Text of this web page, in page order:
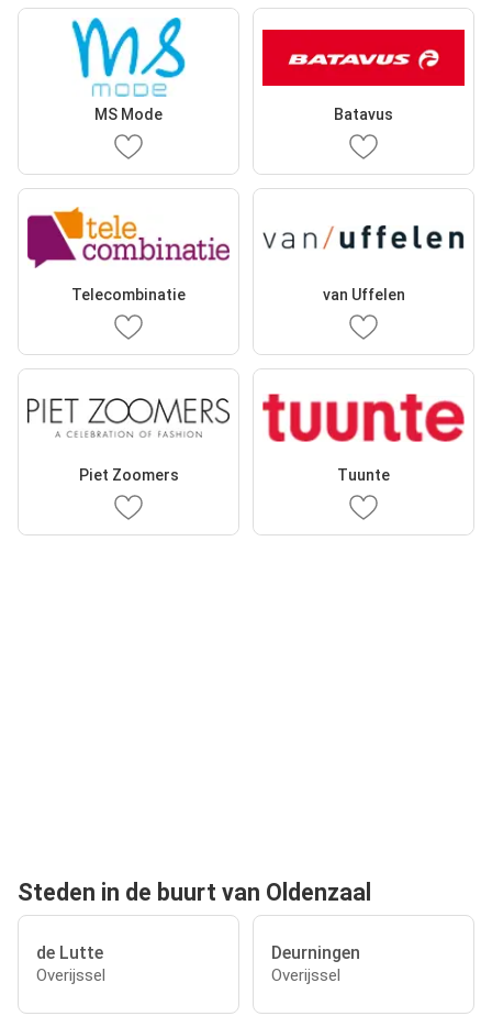
MS Mode Batavus
Telecombinatie van Uffelen
Piet Zoomers Tuunte
Steden in de buurt van Oldenzaal
de Lutte
Overijssel
Deurningen
Overijssel